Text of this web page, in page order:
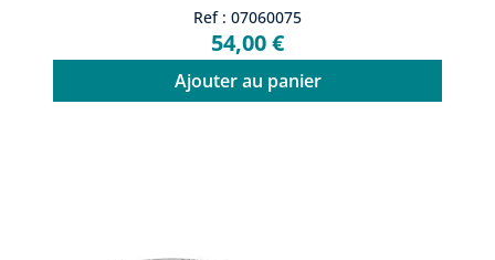
Ref : 07060075
54,00 €
Ajouter au panier